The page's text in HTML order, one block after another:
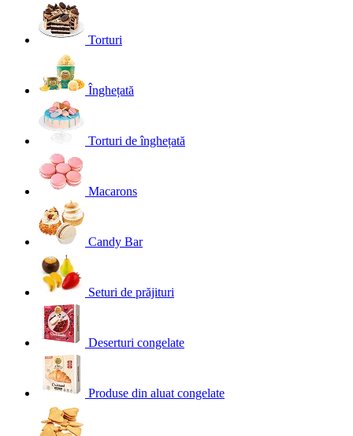
Torturi
Înghețată
Torturi de înghețată
Macarons
Candy Bar
Seturi de prăjituri
Deserturi congelate
Produse din aluat congelate